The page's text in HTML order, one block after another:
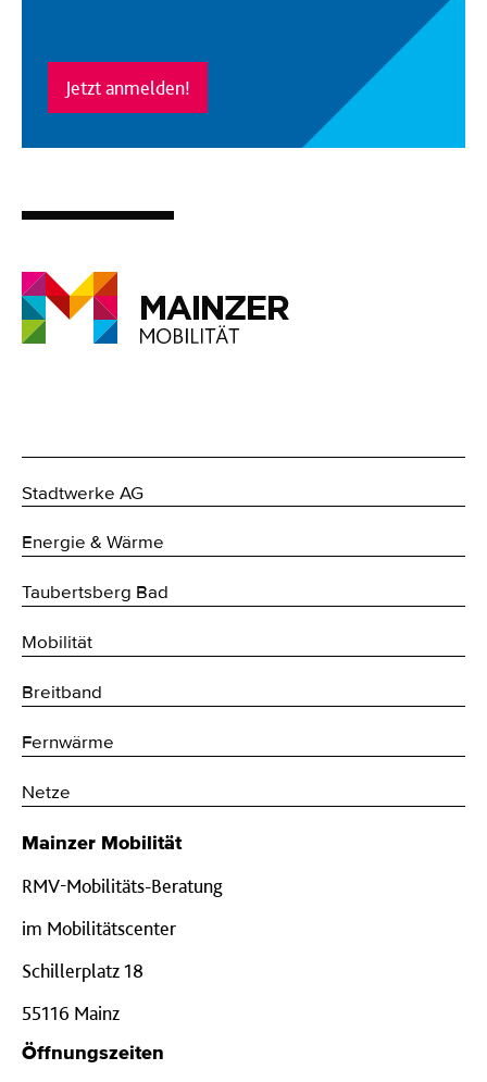
Jetzt anmelden!
Stadtwerke AG
Energie & Wärme
Taubertsberg Bad
Mobilität
Breitband
Fernwärme
Netze
Mainzer Mobilität
RMV-Mobilitäts-Beratung
im Mobilitätscenter
Schillerplatz 18
55116 Mainz
Öffnungszeiten